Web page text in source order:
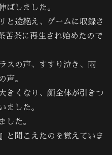
ばしました。
と途絶え、ゲームに収録さ
苦茶に再生され始めたので
スの声、すすり泣き、雨
声。
きくなり、顔全体が引きつ
ました。
した。
と聞こえたのを覚えていま